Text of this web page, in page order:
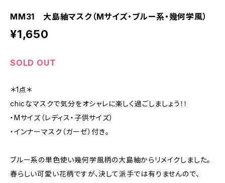
MM31 大島紬マスク（Mサイズ・ブルー系・幾何学風）
¥1,650
SOLD OUT
＊1点＊
chicなマスクで気分をオシャレに楽しく過ごしましょう！！
・Mサイズ（レディス・子供サイズ）
・インナーマスク（ガーゼ）付き。
ブルー系の単色使い幾何学風柄の大島紬からリメイクしました。
春らしい可愛い花柄ですが、決して派手では有りませんので、